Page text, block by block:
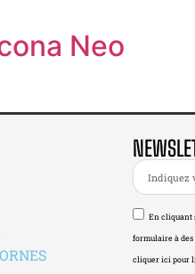
Neo
En cliquant
formulaire à des
cliquer ici pour